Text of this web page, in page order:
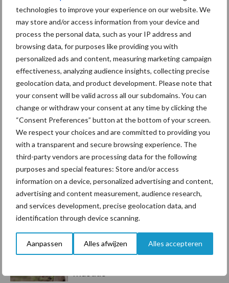
technologies to improve your experience on our website. We
may store and/or access information from your device and
process the personal data, such as your IP address and
browsing data, for purposes like providing you with
personalized ads and content, measuring marketing campaign
effectiveness, analyzing audience insights, collecting precise
geolocation data, and product development. Please note that
your consent will be valid across all our subdomains. You can
change or withdraw your consent at any time by clicking the
“Consent Preferences” button at the bottom of your screen.
We respect your choices and are committed to providing you
with a transparent and secure browsing experience. The
third-party vendors are processing data for the following
purposes and special features: Store and/or access
information on a device, personalized advertising and content,
advertising and content measurement, audience research,
and services development, precise geolocation data, and
identification through device scanning.
Aanpassen Alles afwijzen Alles accepteren
Primaire
Sidebar
Recent nieuws Partner nieuws
7 aug
Grondstoffenmarkt blijft grillig:
droogte en geopolitiek houden
handel in de greep
7 aug
De speenhuid: een vaak
mastitis
Mastitis Hittestress
Toon meer